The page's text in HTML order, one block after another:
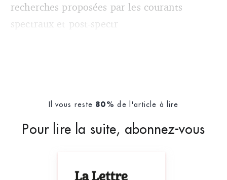
recherches proposées par les courants
spectraux et post-spectr
Il vous reste 80% de l'article à lire
Pour lire la suite, abonnez-vous